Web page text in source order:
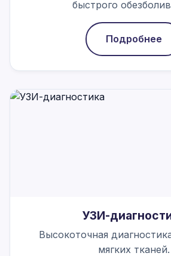
быстрого
Подробнее
УЗИ-
Высокоточная
мягких тканей.